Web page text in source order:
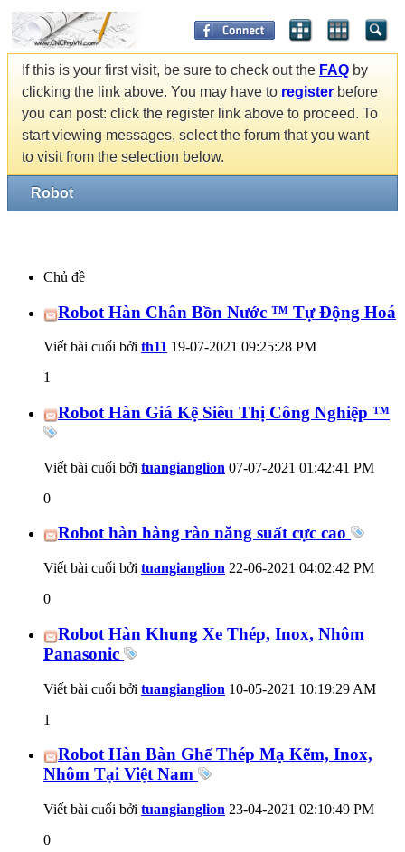
If this is your first visit, be sure to check out the FAQ by
clicking the link above. You may have to register before
you can post: click the register link above to proceed. To
start viewing messages, select the forum that you want
to visit from the selection below.
Robot
Chủ đề
Robot Hàn Chân Bồn Nước ™ Tự Động Hoá
Viết bài cuối bởi th11 19-07-2021 09:25:28 PM
1
Robot Hàn Giá Kệ Siêu Thị Công Nghiệp ™
Viết bài cuối bởi tuangianglion 07-07-2021 01:42:41 PM
0
Robot hàn hàng rào năng suất cực cao
Viết bài cuối bởi tuangianglion 22-06-2021 04:02:42 PM
0
Robot Hàn Khung Xe Thép, Inox, Nhôm
Panasonic
Viết bài cuối bởi tuangianglion 10-05-2021 10:19:29 AM
1
Robot Hàn Bàn Ghế Thép Mạ Kẽm, Inox,
Nhôm Tại Việt Nam
Viết bài cuối bởi tuangianglion 23-04-2021 02:10:49 PM
0